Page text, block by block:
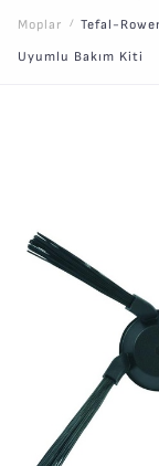
Moplar
/ Tefal-
Uyumlu Bakım Kiti